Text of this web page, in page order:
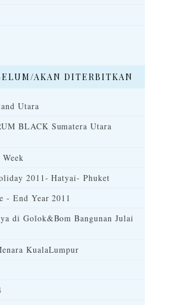
AKAN DITERBITKAN
Utara
BLACK Sumatera Utara
2011- Hatyai- Phuket
- End Year 2011
di Golok&Bom Bangunan Julai
KualaLumpur